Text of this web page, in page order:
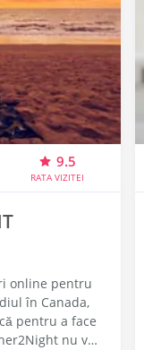
9.5
RATA VIZITEI
online pentru
în Canada,
pentru a face
nu vă